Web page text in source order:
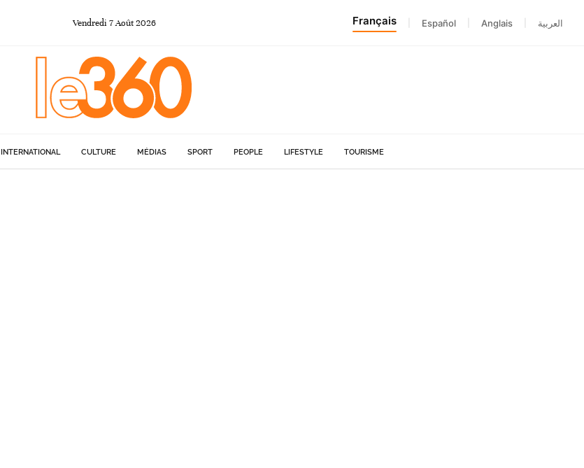
Vendredi 7Août 2026 Français Español Anglais العربية
INTERNATIONAL CULTURE MÉDIAS SPORT PEOPLE LIFESTYLE TOURISME